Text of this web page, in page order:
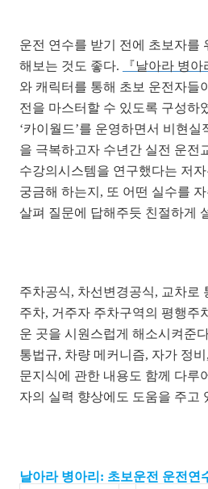
운전 연수를 받기 전에 초보자를
해보는 것도 좋다.
『날아라 병아
와 캐릭터를 통해 초보 운전자들
전을 마스터할 수 있도록 구성하
‘카이월드’를 운영하면서 비현
을 극복하고자 수년간 실전 운전
수강의시스템을 연구했다는 저
궁금해 하는지, 또 어떤 실수를
살펴 질문에 답해주듯 친절하게
주차공식, 차선변경공식, 교차로
주차, 거주자 주차구역의 평행주
운 곳을 시원스럽게 해소시켜준
통법규, 차량 메커니즘, 자가 정
문지식에 관한 내용도 함께 다루
자의 실력 향상에도 도움을 주고
날아라 병아리: 초보운전 운전연